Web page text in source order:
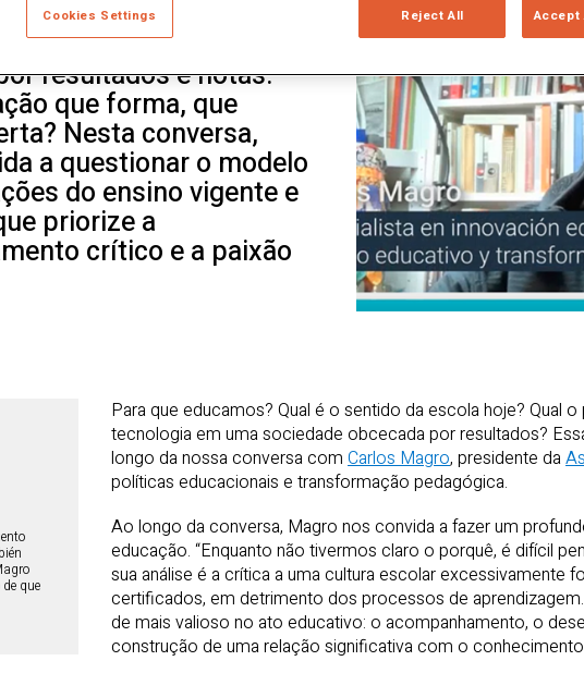
o verdadeiro
vivemos em
resultados e notas.
que forma, que
Nesta conversa,
a questionar o modelo
do ensino vigente e
priorize a
crítico e a paixão
que
Para que educamos? Qual é o sentido da escola hoje? Qual
tecnologia em uma sociedade obcecada por resultados?
longo da nossa conversa com Carlos Magro, presidente da
políticas educacionais e transformação pedagógica.
Ao longo da conversa, Magro nos convida a fazer um
educação. “Enquanto não tivermos claro o porquê, é difícil
sua análise é a crítica a uma cultura escolar excessivamente
certificados, em detrimento dos processos de
de mais valioso no ato educativo: o acompanhamento, o
construção de uma relação significativa com o
Cookies Settings Reject All Accept